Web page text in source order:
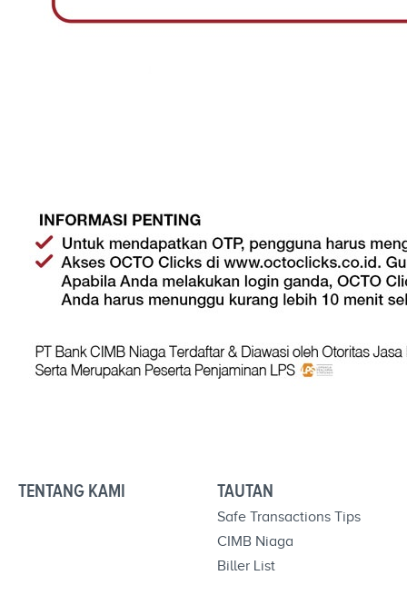
TENTANG KAMI TAUTAN
Safe Transactions Tips
CIMB Niaga
Biller List